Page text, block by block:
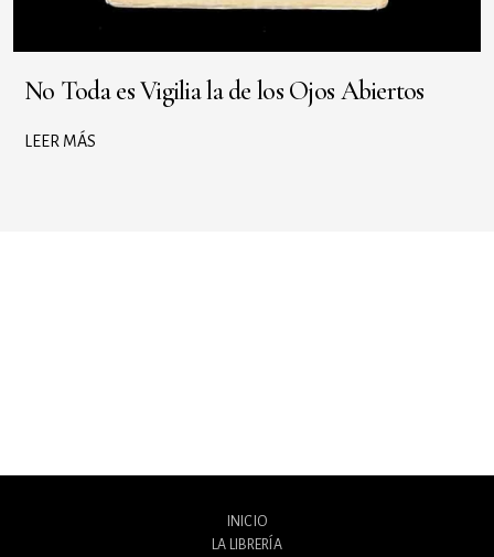
No Toda es Vigilia la de los Ojos Abiertos
LEER MÁS
INICIO
LA LIBRERÍA